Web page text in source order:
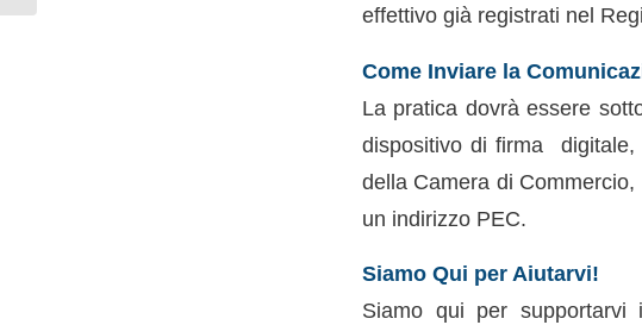
effettivo già registrati nel
Come Inviare la
La pratica dovrà essere
dispositivo di firma digitale,
della Camera di
un indirizzo PEC.
Siamo Qui per Aiutarvi!
Siamo qui per supportarvi